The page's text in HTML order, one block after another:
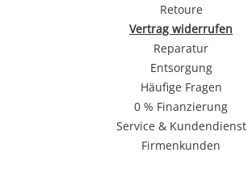
Retoure
Vertrag widerrufen
Reparatur
Entsorgung
Häufige Fragen
0 % Finanzierung
Service & Kundendienst
Firmenkunden